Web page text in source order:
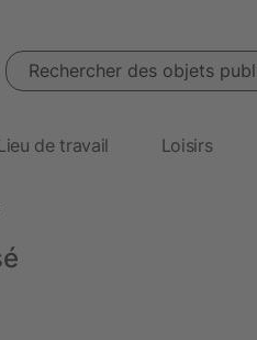
Rechercher des objets publicitaires
de travail Loisirs